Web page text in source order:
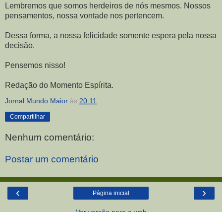
Lembremos que somos herdeiros de nós mesmos. Nossos
pensamentos, nossa vontade nos pertencem.
Dessa forma, a nossa felicidade somente espera pela nossa
decisão.
Pensemos nisso!
Redação do Momento Espírita.
Jornal Mundo Maior às 20:11
Compartilhar
Nenhum comentário:
Postar um comentário
‹ ›
Página inicial